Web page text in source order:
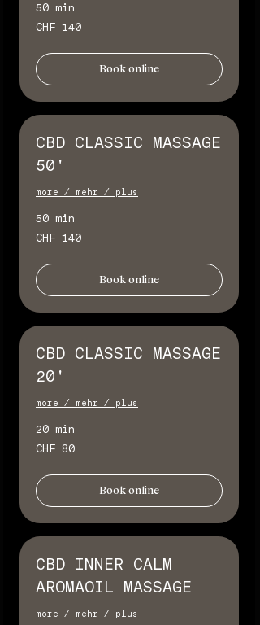
50 min
140
Schweizer
CHF 140
Book online
CBD CLASSIC MASSAGE
50'
more / mehr / plus
50 min
140
Schweizer
CHF 140
Book online
CBD CLASSIC MASSAGE
20'
more / mehr / plus
20 min
80
Schweizer
CHF 80
Book online
CBD INNER CALM
AROMAOIL MASSAGE
more / mehr / plus